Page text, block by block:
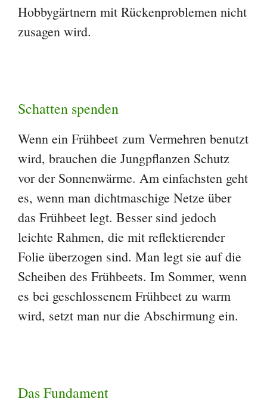
Hobbygärtnern mit Rückenproblemen nicht
zusagen wird.
Schatten spenden
Wenn ein Frühbeet zum Vermehren benutzt
wird, brauchen die Jungpflanzen Schutz
vor der Sonnenwärme. Am einfachsten geht
es, wenn man dichtmaschige Netze über
das Frühbeet legt. Besser sind jedoch
leichte Rahmen, die mit reflektierender
Folie überzogen sind. Man legt sie auf die
Scheiben des Frühbeets. Im Sommer, wenn
es bei geschlossenem Frühbeet zu warm
wird, setzt man nur die Abschirmung ein.
Das Fundament